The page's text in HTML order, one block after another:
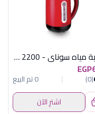
غلاية مياه سوناي - 2200 وات، 1.7 لتر - احمر - MAR-3000
(0)
0 تم البيع
اشترِ الآن